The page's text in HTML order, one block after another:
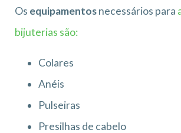
Os equipamentosnecessários para
bijuterias são:
Colares
Anéis
Pulseiras
Presilhas de cabelo